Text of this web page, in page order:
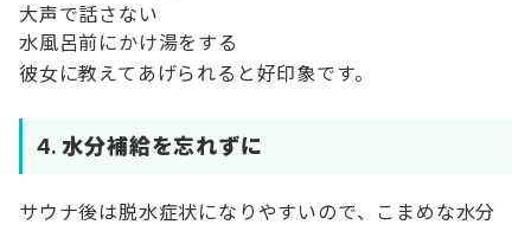
大声で話さない
水風呂前にかけ湯をする
彼女に教えてあげられると好印象です。
4.水分補給を忘れずに
サウナ後は脱水症状になりやすいので、こまめな水分